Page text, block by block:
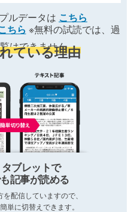
ルデータは こちら
ちら ※無料の試読では、過
はできません
ている理由
ブレットで
記事が読める
配信していますので、
単に切替えできます。